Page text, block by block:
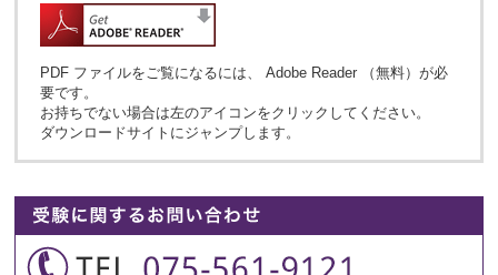
PDF ファイルをご覧になるには、 Adobe Reader （無料）が必
要です。
お持ちでない場合は左のアイコンをクリックしてください。
ダウンロードサイトにジャンプします。